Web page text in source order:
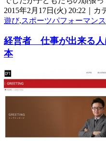
2015年2月17日(火) 20:22｜カ
遊び,スポーツパフォーマン
経営者 仕事が出来る
本